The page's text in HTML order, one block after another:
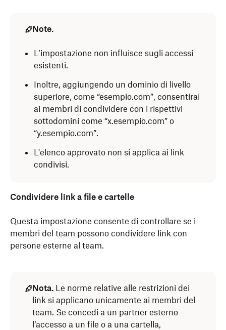
Note.
L’impostazione non influisce sugli accessi
esistenti.
Inoltre, aggiungendo un dominio di livello
superiore, come “esempio.com”, consentirai
ai membri di condividere con i rispettivi
sottodomini come “x.esempio.com” o
“y.esempio.com”.
L'elenco approvato non si applica ai link
condivisi.
Condividere link a file e cartelle
Questa impostazione consente di controllare se i
membri del team possono condividere link con
persone esterne al team.
Nota. Le norme relative alle restrizioni dei
link si applicano unicamente ai membri del
team. Se concedi a un partner esterno
l’accesso a un file o a una cartella,